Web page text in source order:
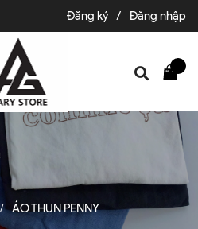
Đăng ký / Đăng nhập
/ ÁO THUN PENNY